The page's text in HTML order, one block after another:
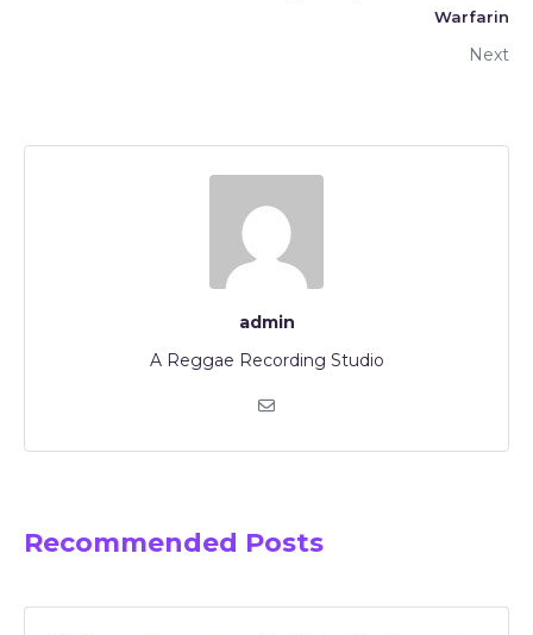
Warfarin
Next
admin
A Reggae Recording Studio
Recommended Posts